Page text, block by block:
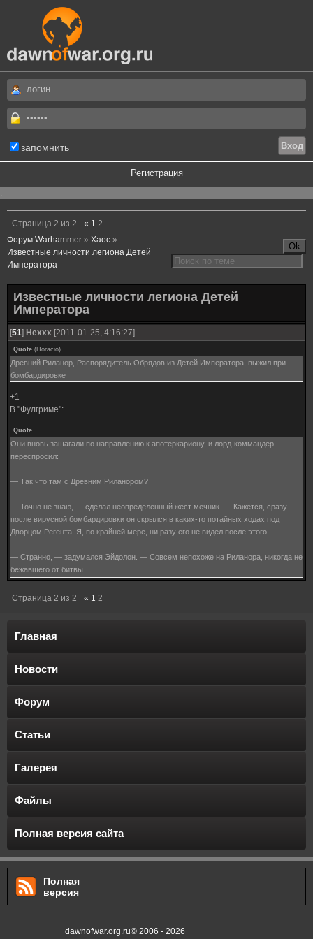
запомнить
Регистрация
.
Страница 2 из 2 « 1 2
Форум Warhammer » Хаос »
Известные личности легиона Детей
Императора
Известные личности легиона Детей
Императора
[51] Hexxx [2011-01-25, 4:16:27]
Quote (Horacio)
Древний Риланор, Распорядитель Обрядов из Детей Императора, выжил при
бомбардировке
+1
В "Фулгриме":
Quote
Они вновь зашагали по направлению к апотеркариону, и лорд-коммандер
переспросил:
— Так что там с Древним Риланором?
— Точно не знаю, — сделал неопределенный жест мечник. — Кажется, сразу
после вирусной бомбардировки он скрылся в каких-то потайных ходах под
Дворцом Регента. Я, по крайней мере, ни разу его не видел после этого.
— Странно, — задумался Эйдолон. — Совсем непохоже на Риланора, никогда не
бежавшего от битвы.
Десантники завернули за угол и вступили в увешанный пергаментными лентами
Люций задумался. На миг его посетило странное ощущение, говорящее о том,
что вопрос этот куда более важен, чем кажется на первый взгляд.
Прааль не пытался бежать тем же путем во время штурма?
— Логично, — кивнул лорд-коммандер. — Скорее всего, его трусливая натура
Страница 2 из 2 « 1 2
Главная
Новости
Форум
Статьи
Галерея
Файлы
Полная версия сайта
Полная
версия
dawnofwar.org.ru© 2006 - 2026